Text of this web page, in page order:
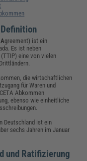
Agreement) ist ein
Es ist neben
eine von vielen
die wirtschaftlichen
für Waren und
Abkommen
ebenso wie einheitliche
Deutschland ist ein
sechs Jahren im Januar
und Ratifizierung